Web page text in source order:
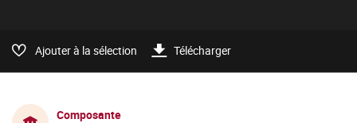
Ajouter à la sélection Télécharger
Composante